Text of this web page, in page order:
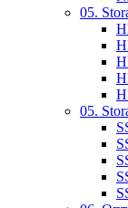
05.
05.